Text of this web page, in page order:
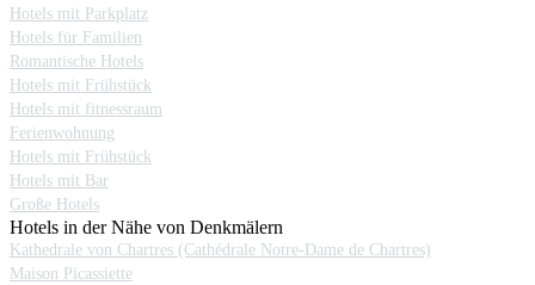
Hotels mit Parkplatz
Hotels für Familien
Romantische Hotels
Hotels mit Frühstück
Hotels mit fitnessraum
Ferienwohnung
Hotels mit Frühstück
Hotels mit Bar
Große Hotels
Hotels in der Nähe von Denkmälern
Kathedrale von Chartres (Cathédrale Notre-Dame de Chartres)
Maison Picassiette